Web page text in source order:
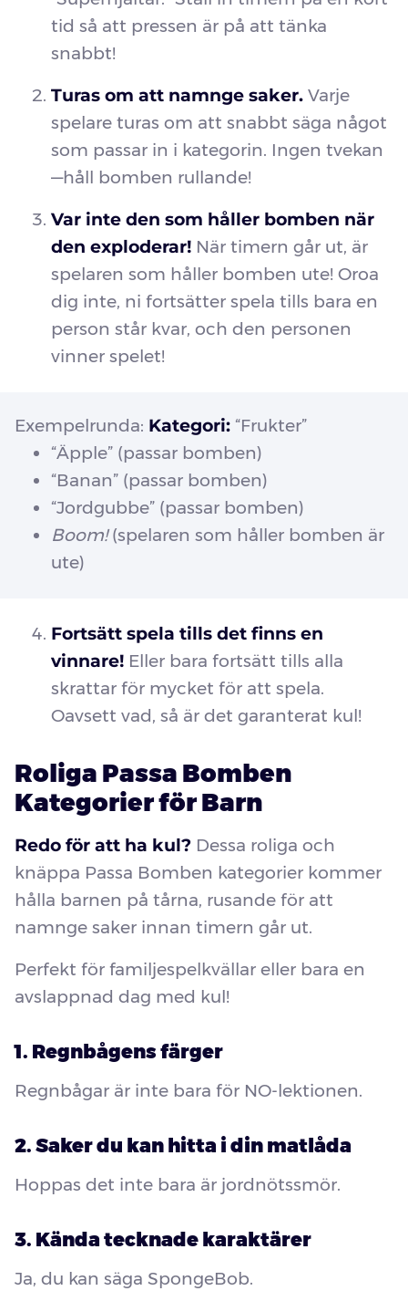
tid så att pressen är på att tänka
snabbt!
Turas om att namnge saker. Varje
spelare turas om att snabbt säga något
som passar in i kategorin. Ingen tvekan
—håll bomben rullande!
Var inte den som håller bomben när
den exploderar! När timern går ut, är
spelaren som håller bomben ute! Oroa
dig inte, ni fortsätter spela tills bara en
person står kvar, och den personen
vinner spelet!
Exempelrunda: Kategori: “Frukter”
“Äpple” (passar bomben)
“Banan” (passar bomben)
“Jordgubbe” (passar bomben)
Boom!(spelaren som håller bomben är
ute)
Fortsätt spela tills det finns en
vinnare! Eller bara fortsätt tills alla
skrattar för mycket för att spela.
Oavsett vad, så är det garanterat kul!
Roliga Passa Bomben
Kategorier för Barn
Redo för att ha kul? Dessa roliga och
knäppa Passa Bomben kategorier kommer
hålla barnen på tårna, rusande för att
namnge saker innan timern går ut.
Perfekt för familjespelkvällar eller bara en
avslappnad dag med kul!
1. Regnbågens färger
Regnbågar är inte bara för NO-lektionen.
2. Saker du kan hitta i din matlåda
Hoppas det inte bara är jordnötssmör.
3. Kända tecknade karaktärer
Ja, du kan säga SpongeBob.